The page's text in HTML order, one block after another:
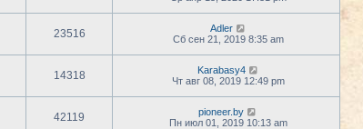
23516
Adler
Сб сен 21, 2019 8:35 am
14318
Karabasy4
Чт авг 08, 2019 12:49 pm
42119
pioneer.by
Пн июл 01, 2019 10:13 am